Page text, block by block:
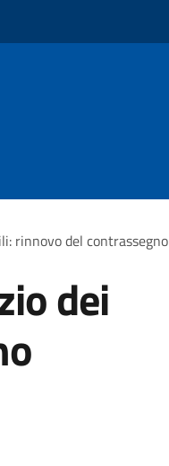
rinnovo del
dei